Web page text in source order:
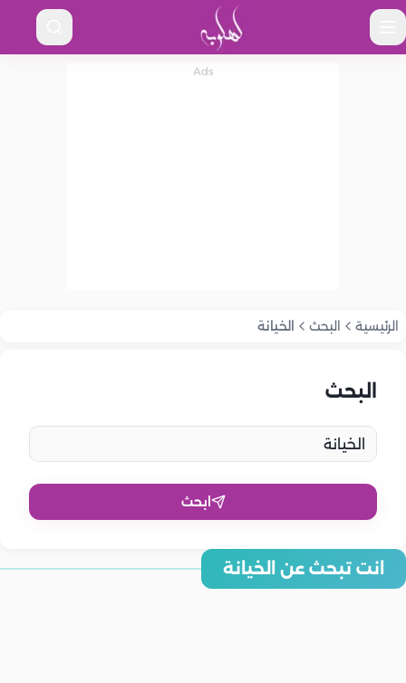
الرئيسية البحث الخيانة
البحث
ابحث
انت تبحث عن الخيانة
دليل التعافي من الخيانة.. خطوات لإعادة بناء العلاقة